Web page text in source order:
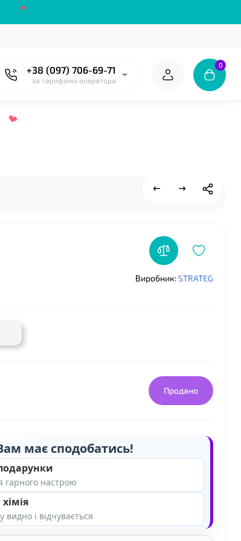
+38 (097) 706-69-71
за тарифами оператора
0
Виробник:STRATEG
Продано
має сподобатись!
гарного настрою
видно і відчувається
❤